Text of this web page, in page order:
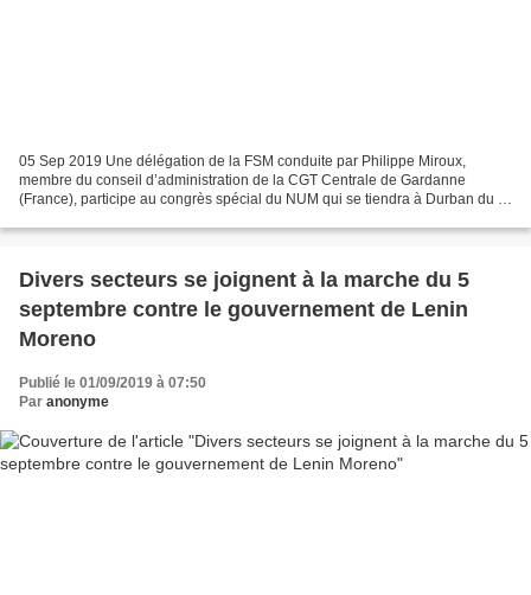
05 Sep 2019 Une délégation de la FSM conduite par Philippe Miroux,
membre du conseil d’administration de la CGT Centrale de Gardanne
(France), participe au congrès spécial du NUM qui se tiendra à Durban du 4
Divers secteurs se joignent à la marche du 5
septembre contre le gouvernement de Lenin
Moreno
Publié le 01/09/2019 à 07:50
Par anonyme